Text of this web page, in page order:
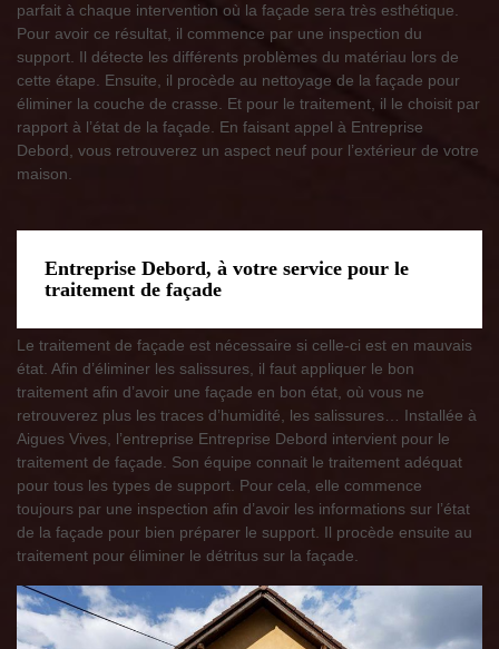
parfait à chaque intervention où la façade sera très esthétique.
Pour avoir ce résultat, il commence par une inspection du
support. Il détecte les différents problèmes du matériau lors de
cette étape. Ensuite, il procède au nettoyage de la façade pour
éliminer la couche de crasse. Et pour le traitement, il le choisit par
rapport à l’état de la façade. En faisant appel à Entreprise
Debord, vous retrouverez un aspect neuf pour l’extérieur de votre
maison.
Entreprise Debord, à votre service pour le
traitement de façade
Le traitement de façade est nécessaire si celle-ci est en mauvais
état. Afin d’éliminer les salissures, il faut appliquer le bon
traitement afin d’avoir une façade en bon état, où vous ne
retrouverez plus les traces d’humidité, les salissures… Installée à
Aigues Vives, l’entreprise Entreprise Debord intervient pour le
traitement de façade. Son équipe connait le traitement adéquat
pour tous les types de support. Pour cela, elle commence
toujours par une inspection afin d’avoir les informations sur l’état
de la façade pour bien préparer le support. Il procède ensuite au
traitement pour éliminer le détritus sur la façade.